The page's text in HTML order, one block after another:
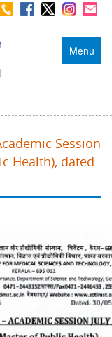
Menu
Session
Health), dated